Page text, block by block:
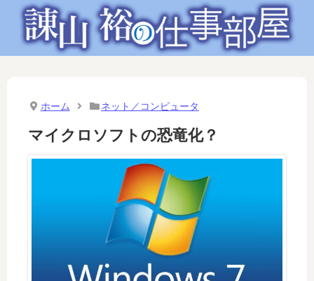
ホーム ネット／コンピュータ
マイクロソフトの恐竜化？